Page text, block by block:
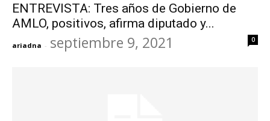
ENTREVISTA: Tres años de Gobierno de
AMLO, positivos, afirma diputado y...
ariadna - septiembre 9, 2021 0